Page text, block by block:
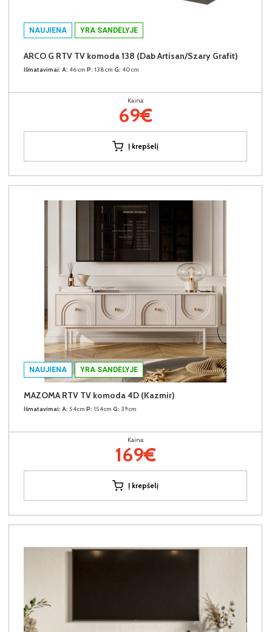
NAUJIENA YRA SANDĖLYJE
ARCO G RTV TV komoda 138 (Dab Artisan/Szary Grafit)
Išmatavimai: A: 46cm P: 138cm G: 40cm
Kaina:
69€
Į krepšelį
NAUJIENA YRA SANDĖLYJE
MAZOMA RTV TV komoda 4D (Kazmir)
Išmatavimai: A: 54cm P: 154cm G: 39cm
Kaina:
169€
Į krepšelį